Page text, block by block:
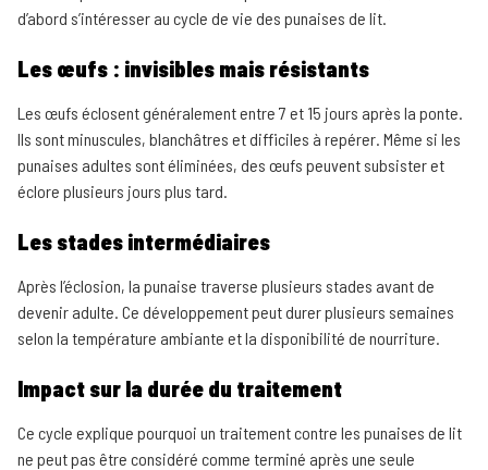
d’abord s’intéresser au cycle de vie des punaises de lit.
Les œufs : invisibles mais résistants
Les œufs éclosent généralement entre 7 et 15 jours après la ponte.
Ils sont minuscules, blanchâtres et difficiles à repérer. Même si les
punaises adultes sont éliminées, des œufs peuvent subsister et
éclore plusieurs jours plus tard.
Les stades intermédiaires
Après l’éclosion, la punaise traverse plusieurs stades avant de
devenir adulte. Ce développement peut durer plusieurs semaines
selon la température ambiante et la disponibilité de nourriture.
Impact sur la durée du traitement
Ce cycle explique pourquoi un traitement contre les punaises de lit
ne peut pas être considéré comme terminé après une seule